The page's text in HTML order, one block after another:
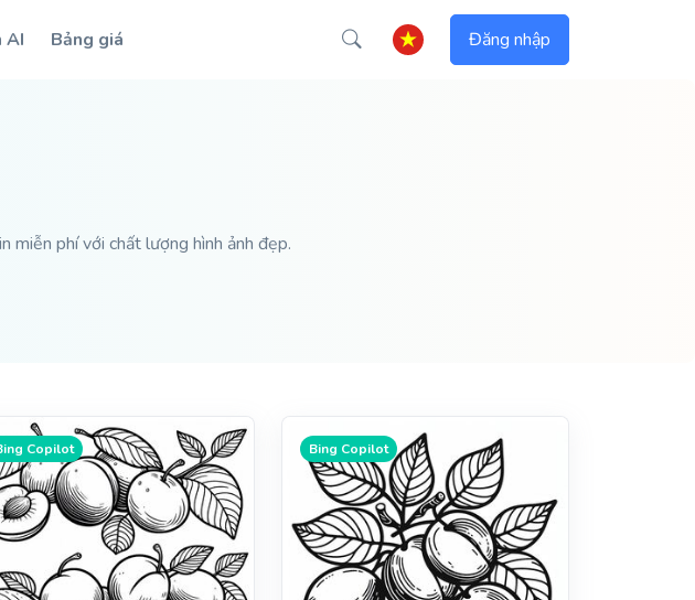
AI Bảng giá Đăng nhập
miễn phí với chất lượng hình ảnh đẹp.
Copilot Bing Copilot